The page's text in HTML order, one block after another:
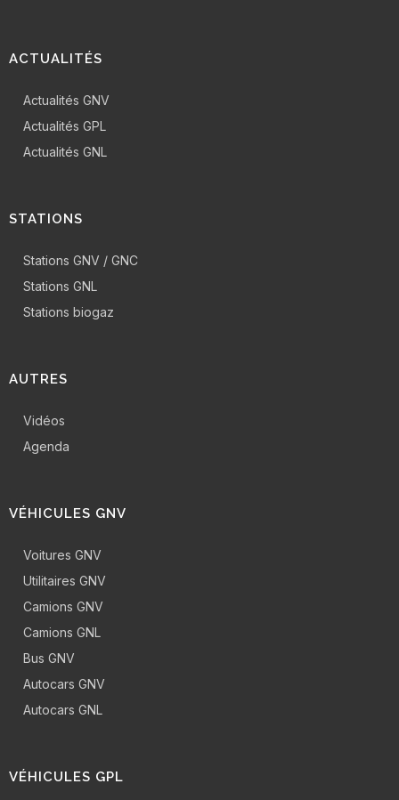
ACTUALITÉS
Actualités GNV
Actualités GPL
Actualités GNL
STATIONS
Stations GNV / GNC
Stations GNL
Stations biogaz
AUTRES
Vidéos
Agenda
VÉHICULES GNV
Voitures GNV
Utilitaires GNV
Camions GNV
Camions GNL
Bus GNV
Autocars GNV
Autocars GNL
VÉHICULES GPL